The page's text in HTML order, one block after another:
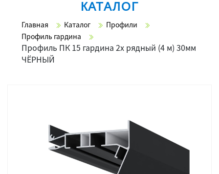
КАТАЛОГ
Главная Каталог
Профили
Профиль гардина
Профиль ПК 15 гардина 2х рядный (4 м) 30мм
ЧЁРНЫЙ